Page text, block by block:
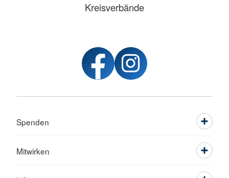
Kreisverbände
Spenden
Mitwirken